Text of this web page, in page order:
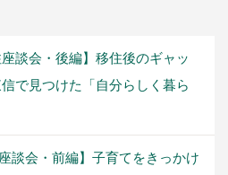
座談会・後編】移住後のギャッ
で見つけた「自分らしく暮ら
談会・前編】子育てをきっかけ